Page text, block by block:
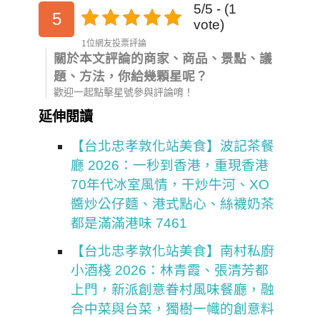
5
5/5 - (1
vote)
1位網友投票評論
關於本文評論的商家、商品、景點、議
題、方法，你給幾顆星呢？
歡迎一起點擊星號參與評論唷！
延伸閱讀
【台北忠孝敦化站美食】波記茶餐
廳 2026：一秒到香港，重現香港
70年代冰室風情，干炒牛河、XO
醬炒公仔麵、港式點心、絲襪奶茶
都是滿滿港味 7461
【台北忠孝敦化站美食】南村私廚
小酒棧 2026：林青霞、張清芳都
上門，新派創意眷村風味餐廳，融
合中菜與台菜，獨樹一幟的創意料